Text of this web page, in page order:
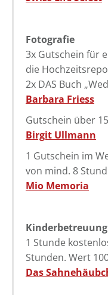
Fotografie
3x Gutschein für
die
2x DAS Buch
Barbara Friess
Gutschein über
Birgit Ullmann
1 Gutschein im
von mind. 8
Mio Memoria
Kinderbetreuung
1 Stunde
Stunden. Wert
Das